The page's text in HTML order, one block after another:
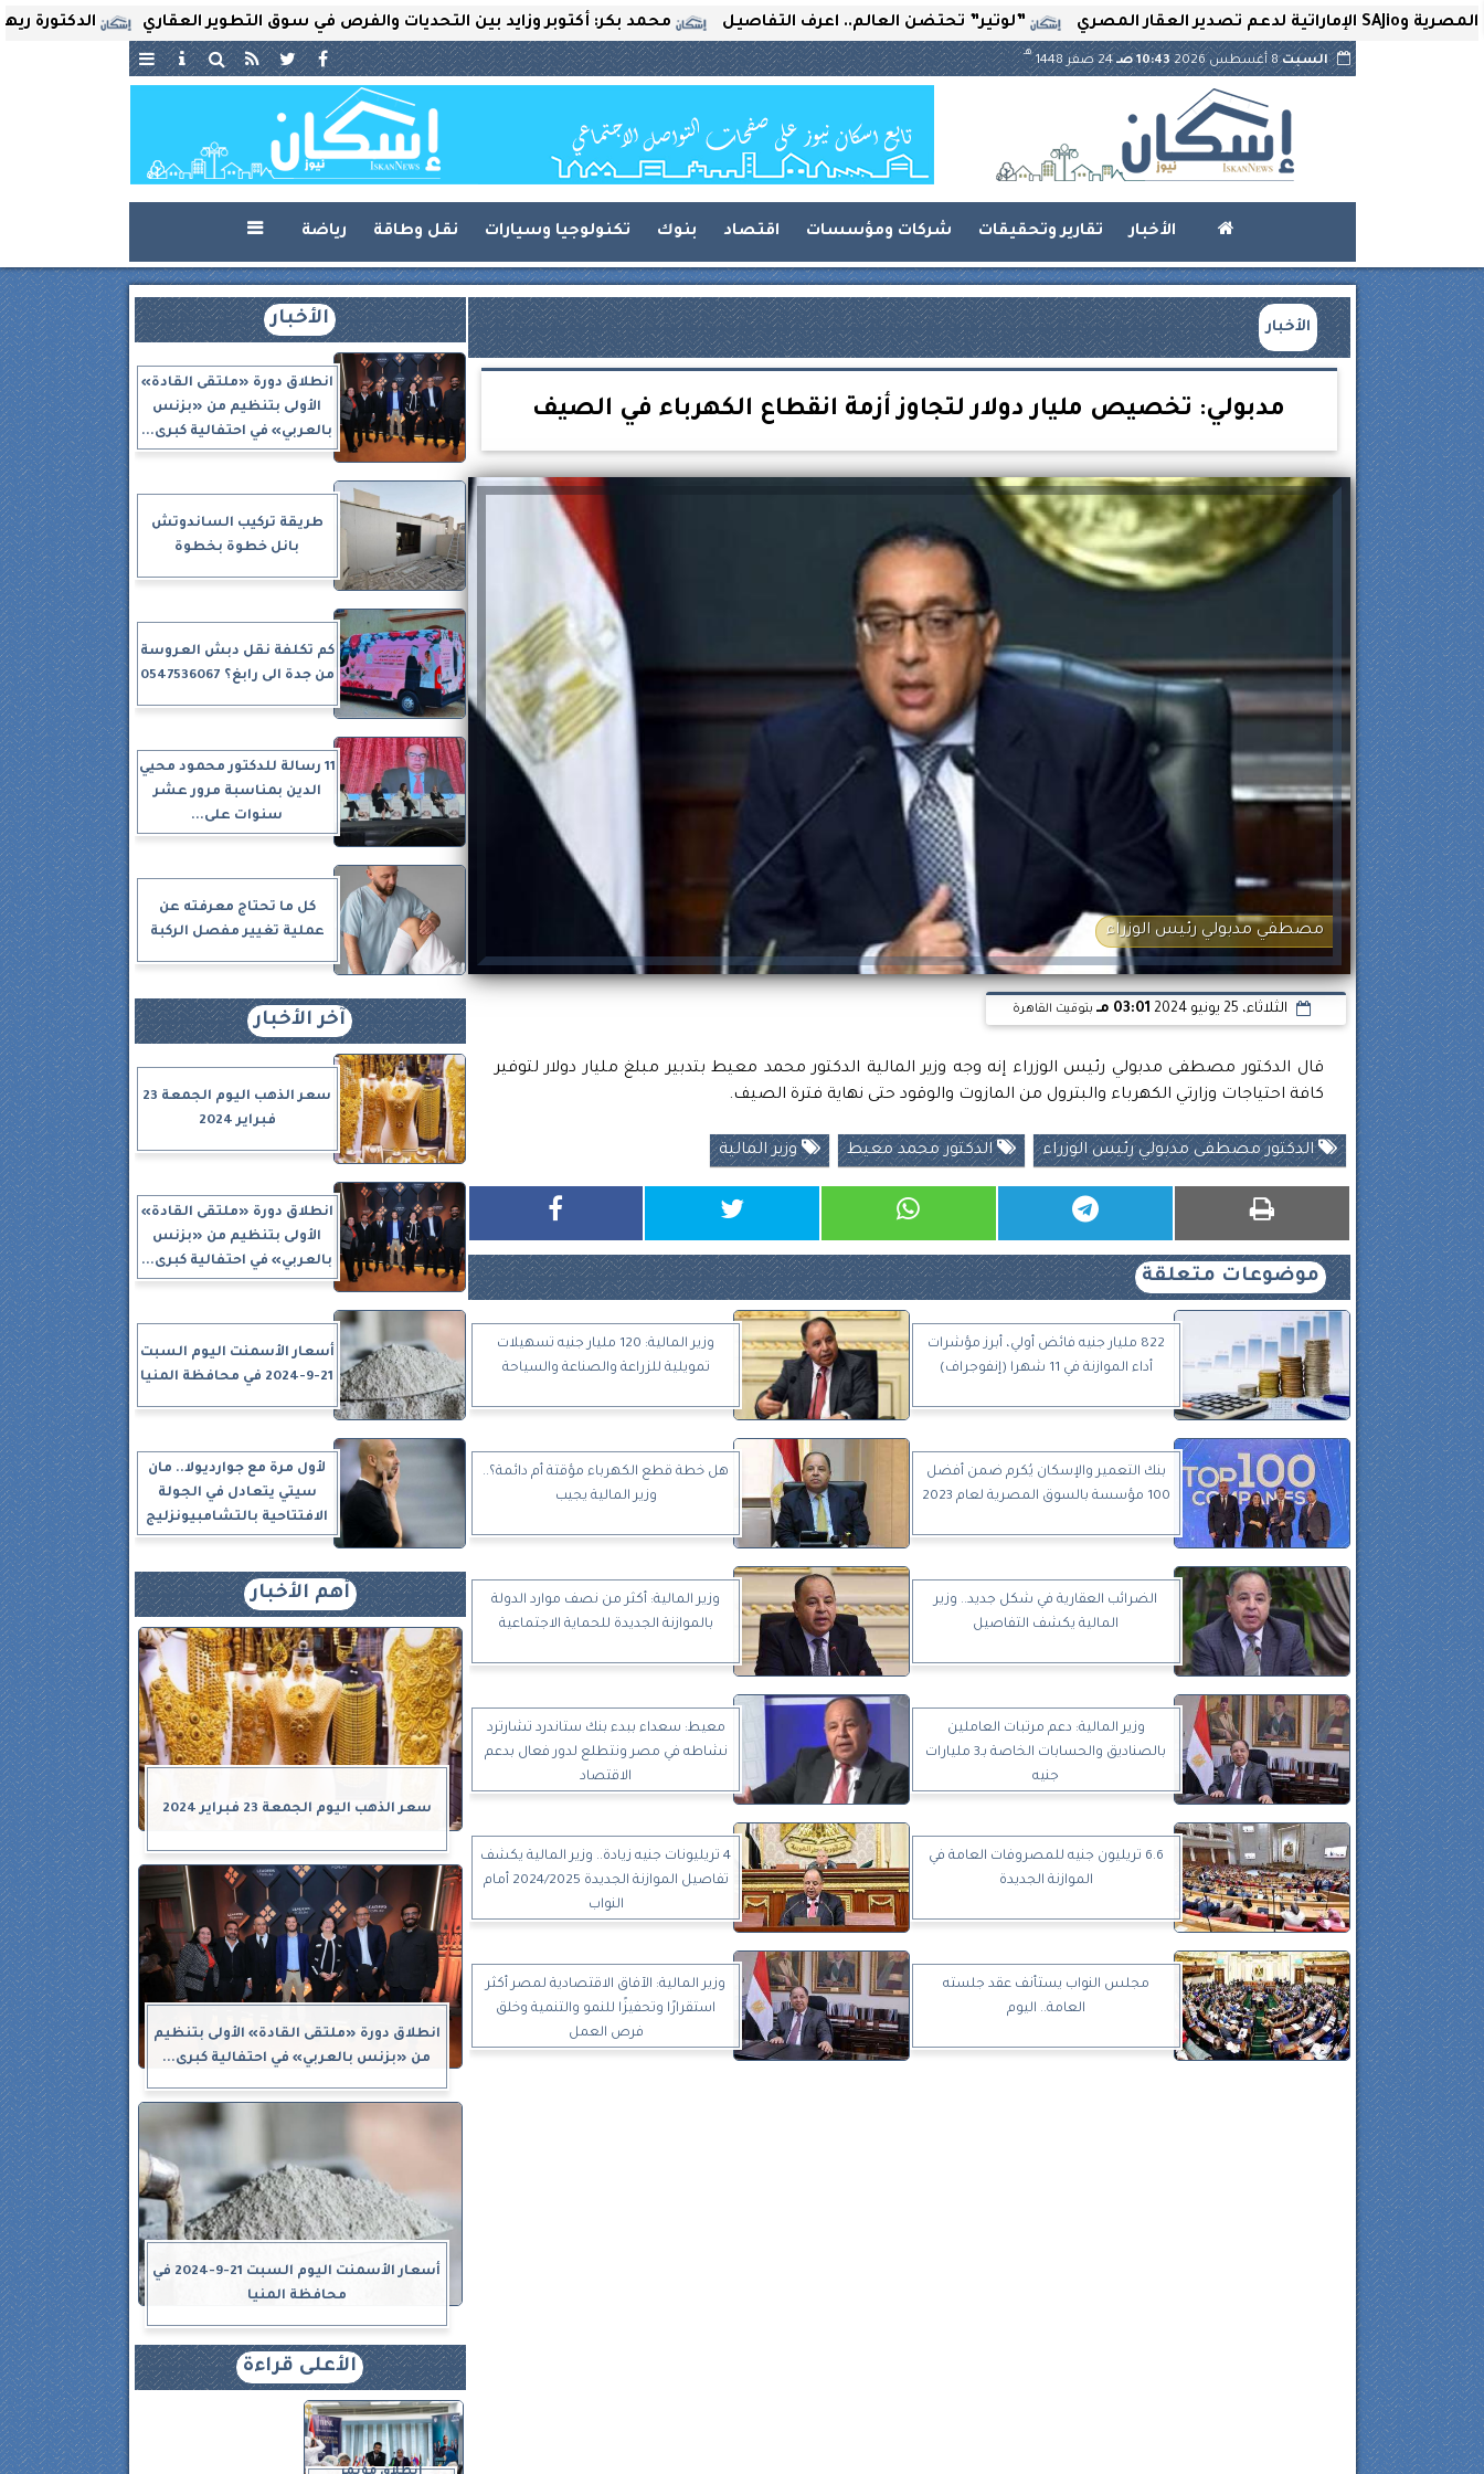
الدكتورة ريهام محمد بكر: أكتوبر وزايد بين التحديات والفرص في سوق التطوير العقاري ”لوتير” تحتضن العالم.. اعرف التفاصيل
السبت8 أغسطس 2026 10:43 صـ 24 صفر 1448
هـ
الأخبار تقارير وتحقيقات شركات ومؤسسات اقتصاد بنوك تكنولوجيا وسيارات نقل وطاقة رياضة 
الأخبار
مدبولي: تخصيص مليار دولار لتجاوز أزمة انقطاع الكهرباء في الصيف
مصطفي مدبولي رئيس الوزراء
الثلاثاء، 25 يونيو 2024 03:01 مـ بتوقيت القاهرة
قال الدكتور مصطفى مدبولي رئيس الوزراء إنه وجه وزير المالية الدكتور محمد معيط بتدبير مبلغ مليار دولار لتوفير
كافة احتياجات وزارتي الكهرباء والبترول من المازوت والوقود حتى نهاية فترة الصيف.
الدكتور مصطفى مدبولي رئيس الوزراء الدكتور محمد معيط وزير المالية
موضوعات متعلقة
822 مليار جنيه فائض أولي، أبرز مؤشرات
أداء الموازنة في 11 شهرا (إنفوجراف)
وزير المالية: 120 مليار جنيه تسهيلات
تمويلية للزراعة والصناعة والسياحة
بنك التعمير والإسكان يُكرم ضمن أفضل
100 مؤسسة بالسوق المصرية لعام 2023
هل خطة قطع الكهرباء مؤقتة أم دائمة؟..
وزير المالية يجيب
الضرائب العقارية في شكل جديد.. وزير
المالية يكشف التفاصيل
وزير المالية: أكثر من نصف موارد الدولة
بالموازنة الجديدة للحماية الاجتماعية
وزير المالية: دعم مرتبات العاملين
بالصناديق والحسابات الخاصة بـ3 مليارات
جنيه
معيط: سعداء ببدء بنك ستاندرد تشارترد
نشاطه في مصر ونتطلع لدور فعال بدعم
الاقتصاد
6.6 تريليون جنيه للمصروفات العامة في
الموازنة الجديدة
4 تريليونات جنيه زيادة.. وزير المالية يكشف
تفاصيل الموازنة الجديدة 2024/2025 أمام
النواب
مجلس النواب يستأنف عقد جلسته
العامة.. اليوم
وزير المالية: الآفاق الاقتصادية لمصر أكثر
استقرارًا وتحفيزًا للنمو والتنمية وخلق
فرص العمل
الأخبار
انطلاق دورة «ملتقى القادة»
الأولى بتنظيم من «بزنس
بالعربي» في احتفالية كبرى...
طريقة تركيب الساندوتش
بانل خطوة بخطوة
كم تكلفة نقل دبش العروسة
من جدة الى رابغ؟ 0547536067
11 رسالة للدكتور محمود محيي
الدين بمناسبة مرور عشر
سنوات على...
كل ما تحتاج معرفته عن
عملية تغيير مفصل الركبة
آخر الأخبار
سعر الذهب اليوم الجمعة 23
فبراير 2024
انطلاق دورة «ملتقى القادة»
الأولى بتنظيم من «بزنس
بالعربي» في احتفالية كبرى...
أسعار الأسمنت اليوم السبت
21-9-2024 في محافظة المنيا
لأول مرة مع جوارديولا.. مان
سيتي يتعادل في الجولة
الافتتاحية بالتشامبيونزليج
أهم الأخبار
سعر الذهب اليوم الجمعة 23 فبراير 2024
انطلاق دورة «ملتقى القادة» الأولى بتنظيم
من «بزنس بالعربي» في احتفالية كبرى...
أسعار الأسمنت اليوم السبت 21-9-2024 في
محافظة المنيا
الأعلى قراءة
انطلاق مؤتمر